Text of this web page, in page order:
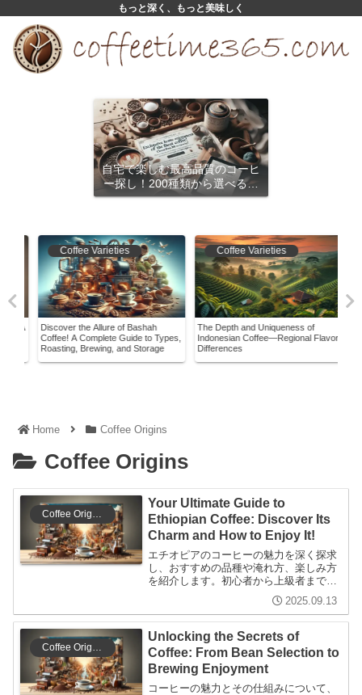
もっと深く、もっと美味しく
自宅で楽しむ最高品質のコーヒ
ー探し！200種類から選べるサ
ブスクリプション
Coffee Varieties
Discover the Allure of Bashah
Coffee! A Complete Guide to Types,
Roasting, Brewing, and Storage
Coffee Varieties
The Depth and Uniqueness of
Indonesian Coffee—Regional Flavor
Differences
Home Coffee Origins
Coffee Origins
Coffee Origins
Your Ultimate Guide to
Ethiopian Coffee: Discover Its
Charm and How to Enjoy It!
エチオピアのコーヒーの魅力を深く探求
し、おすすめの品種や淹れ方、楽しみ方
を紹介します。初心者から上級者まで、
コーヒーを愛する全ての人に役立つ情報
2025.09.13
Coffee Origins
Unlocking the Secrets of
Coffee: From Bean Selection to
Brewing Enjoyment
コーヒーの魅力とその仕組みについて、